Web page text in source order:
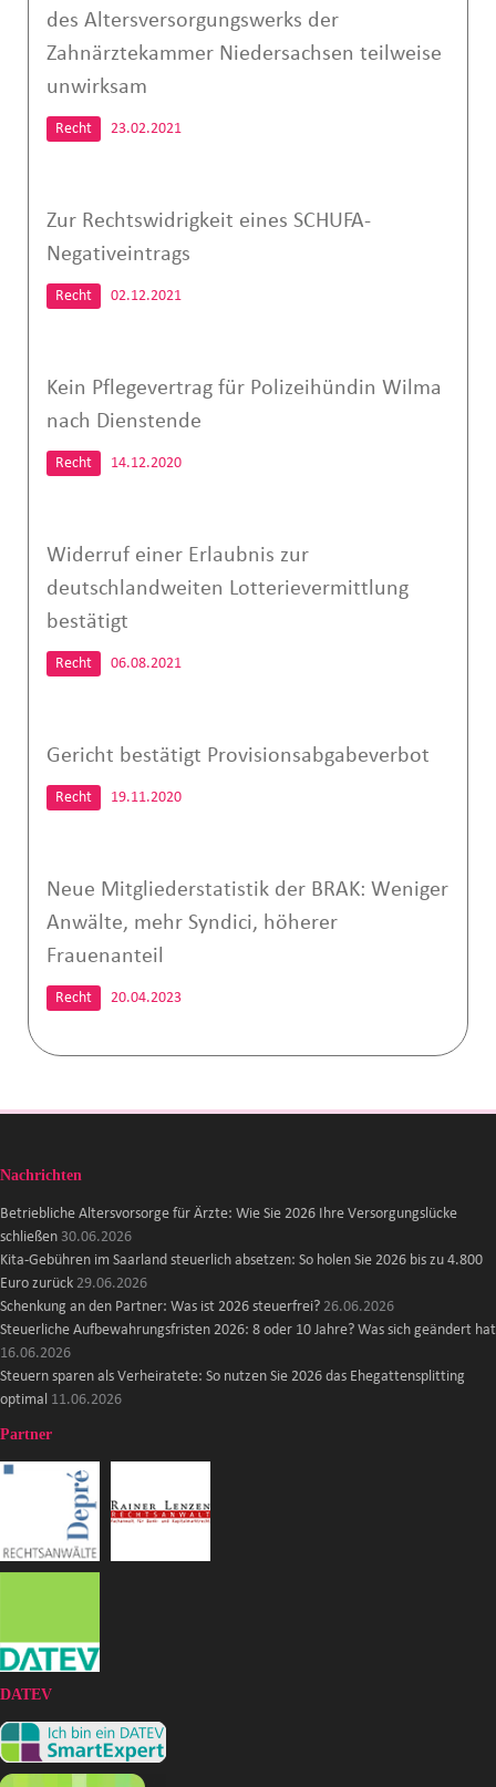
des Altersversorgungswerks der
Zahnärztekammer Niedersachsen teilweise
unwirksam
Recht 23.02.2021
Zur Rechtswidrigkeit eines SCHUFA-
Negativeintrags
Recht 02.12.2021
Kein Pflegevertrag für Polizeihündin Wilma
nach Dienstende
Recht 14.12.2020
Widerruf einer Erlaubnis zur
deutschlandweiten Lotterievermittlung
bestätigt
Recht 06.08.2021
Gericht bestätigt Provisionsabgabeverbot
Recht 19.11.2020
Neue Mitgliederstatistik der BRAK: Weniger
Anwälte, mehr Syndici, höherer
Frauenanteil
Recht 20.04.2023
Nachrichten
Betriebliche Altersvorsorge für Ärzte: Wie Sie 2026 Ihre Versorgungslücke
schließen 30.06.2026
Kita-Gebühren im Saarland steuerlich absetzen: So holen Sie 2026 bis zu 4.800
Euro zurück 29.06.2026
Schenkung an den Partner: Was ist 2026 steuerfrei? 26.06.2026
Steuerliche Aufbewahrungsfristen 2026: 8 oder 10 Jahre? Was sich geändert hat
16.06.2026
Steuern sparen als Verheiratete: So nutzen Sie 2026 das Ehegattensplitting
optimal 11.06.2026
Partner
DATEV